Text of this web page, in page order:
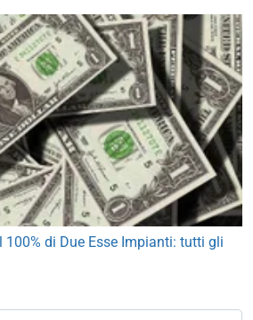
di Due Esse Impianti: tutti gli